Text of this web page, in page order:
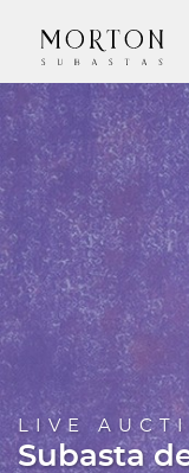
LIVE
Subasta